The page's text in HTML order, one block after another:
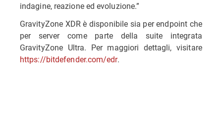
indagine, reazione ed evoluzione.”
GravityZone XDR è disponibile sia per endpoint che
per server come parte della suite integrata
GravityZone Ultra. Per maggiori dettagli, visitare
https://bitdefender.com/edr.